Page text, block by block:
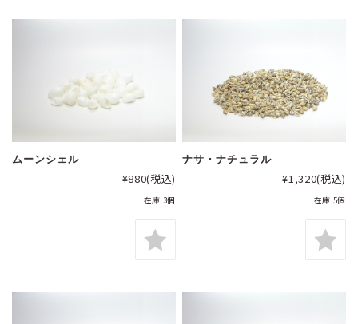
ムーンシェル
¥880(税込)
在庫 3個
ナサ・ナチュラル
¥1,320(税込)
在庫 5個